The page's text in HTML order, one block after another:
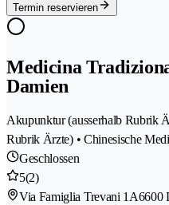
Termin reservieren
Medicina
Damien
Akupunktur (ausserhalb Rubrik
Rubrik Ärzte) • Chinesische
Geschlossen
5(2)
Via Famiglia Trevani 1A6600